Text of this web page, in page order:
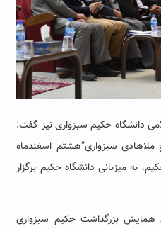
دانشگاه حکیم سبزواری نیز گفت:
سبزواری”هشتم اسفندماه
به میزبانی دانشگاه حکیم برگزار
بزرگداشت حکیم سبزواری